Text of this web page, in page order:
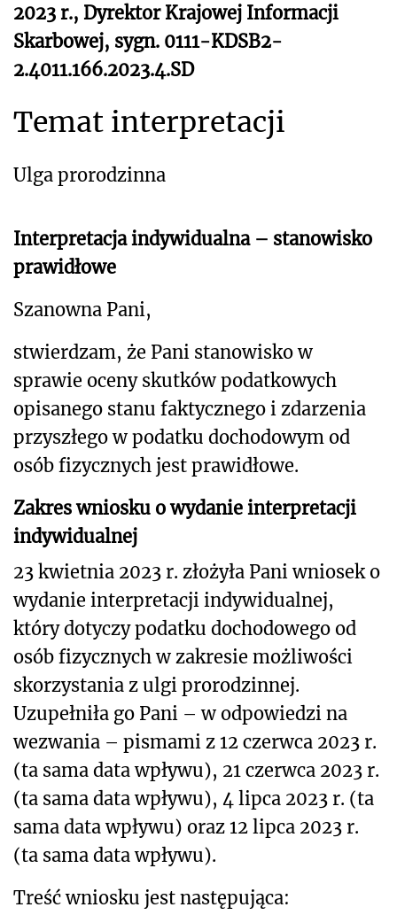
2023 r., Dyrektor Krajowej Informacji
Skarbowej, sygn. 0111-KDSB2-
2.4011.166.2023.4.SD
Temat interpretacji
Ulga prorodzinna
Interpretacja indywidualna – stanowisko
prawidłowe
Szanowna Pani,
stwierdzam, że Pani stanowisko w
sprawie oceny skutków podatkowych
opisanego stanu faktycznego i zdarzenia
przyszłego w podatku dochodowym od
osób fizycznych jest prawidłowe.
Zakres wniosku o wydanie interpretacji
indywidualnej
23 kwietnia 2023 r. złożyła Pani wniosek o
wydanie interpretacji indywidualnej,
który dotyczy podatku dochodowego od
osób fizycznych w zakresie możliwości
skorzystania z ulgi prorodzinnej.
Uzupełniła go Pani – w odpowiedzi na
wezwania – pismami z 12 czerwca 2023 r.
(ta sama data wpływu), 21 czerwca 2023 r.
(ta sama data wpływu), 4 lipca 2023 r. (ta
sama data wpływu) oraz 12 lipca 2023 r.
(ta sama data wpływu).
Treść wniosku jest następująca: